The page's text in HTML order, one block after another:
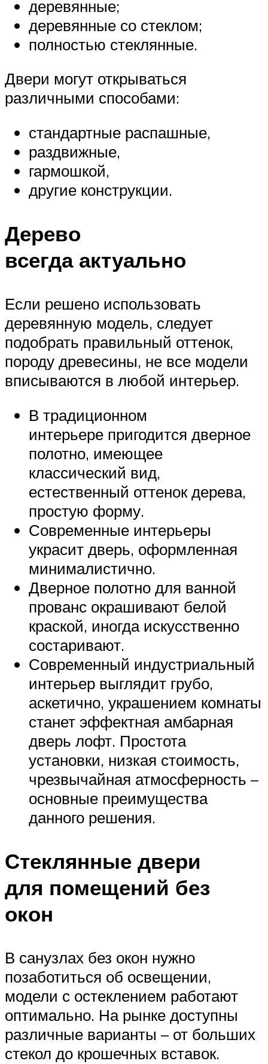
деревянные;
деревянные со стеклом;
полностью стеклянные.
Двери могут открываться
различными способами:
стандартные распашные,
раздвижные,
гармошкой,
другие конструкции.
Дерево
всегда актуально
Если решено использовать
деревянную модель, следует
подобрать правильный оттенок,
породу древесины, не все модели
вписываются в любой интерьер.
В традиционном
интерьере пригодится дверное
полотно, имеющее
классический вид,
естественный оттенок дерева,
простую форму.
Современные интерьеры
украсит дверь, оформленная
минималистично.
Дверное полотно для ванной
прованс окрашивают белой
краской, иногда искусственно
состаривают.
Современный индустриальный
интерьер выглядит грубо,
аскетично, украшением комнаты
станет эффектная амбарная
дверь лофт. Простота
установки, низкая стоимость,
чрезвычайная атмосферность –
основные преимущества
данного решения.
Стеклянные двери
для помещений без
окон
В санузлах без окон нужно
позаботиться об освещении,
модели с остеклением работают
оптимально. На рынке доступны
различные варианты – от больших
стекол до крошечных вставок.